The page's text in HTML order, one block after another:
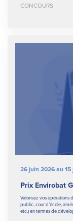
CONCOURS
26 juin 2026 au
Prix Envirobat
Valorisez vos opérations
public, cour d’école,
etc.) en termes de